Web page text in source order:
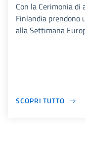
Con la Cerimonia
Finlandia
alla Settimana
SCOPRI TUTTO